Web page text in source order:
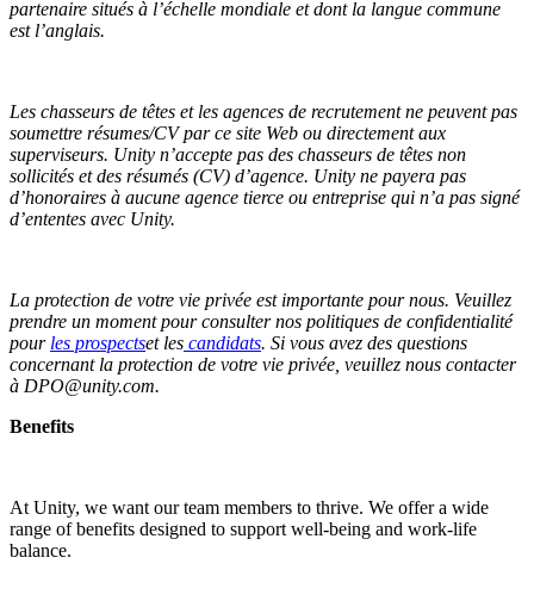
partenaire situés à l’échelle mondiale et dont la langue commune
est l’anglais.
Les chasseurs de têtes et les agences de recrutement ne peuvent pas
soumettre résumes/CV par ce site Web ou directement aux
superviseurs. Unity n’accepte pas des chasseurs de têtes non
sollicités et des résumés (CV) d’agence. Unity ne payera pas
d’honoraires à aucune agence tierce ou entreprise qui n’a pas signé
d’ententes avec Unity.
La protection de votre vie privée est importante pour nous. Veuillez
prendre un moment pour consulter nos politiques de confidentialité
pour les prospectset les candidats. Si vous avez des questions
concernant la protection de votre vie privée, veuillez nous contacter
à DPO@unity.com.
Benefits
At Unity, we want our team members to thrive. We offer a wide
range of benefits designed to support well-being and work-life
balance.